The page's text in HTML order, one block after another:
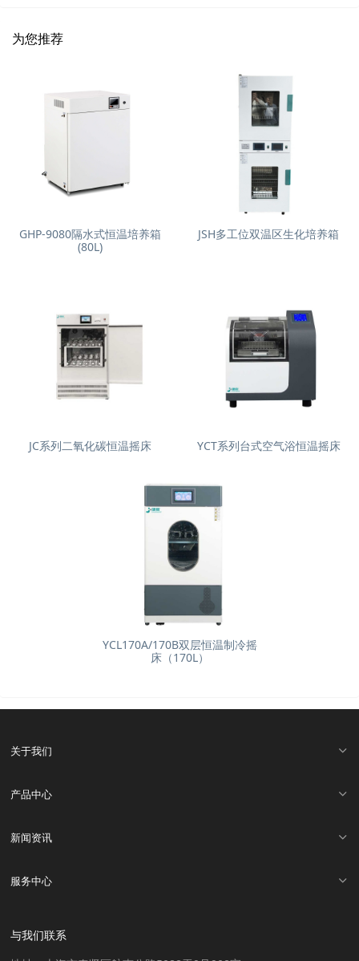
为您推荐
GHP-9080隔水式恒温培养箱
(80L)
JSH多工位双温区生化培养箱
JC系列二氧化碳恒温摇床 YCT系列台式空气浴恒温摇床
YCL170A/170B双层恒温制冷摇
床（170L）
关于我们
产品中心
新闻资讯
服务中心
与我们联系